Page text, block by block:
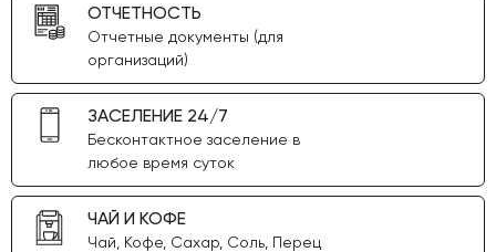
ОТЧЕТНОСТЬ
Отчетные документы (для
организаций)
ЗАСЕЛЕНИЕ 24/7
Бесконтактное заселение в
любое время суток
ЧАЙ И КОФЕ
Чай, Кофе, Сахар, Соль, Перец